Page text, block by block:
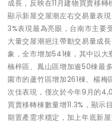
成長，反映在11月建物買賣移
顯示新屋交屋潮左右交易量表
3%表現最為亮眼，台南市主要
大量交屋潮挹注帶動交易量成
象，全市增加541棟，其中以
楠梓區、鳳山區增加逾50棟最
園市的蘆竹區增加261棟、楊
次佳表現，僅次於今年9月的
買賣移轉棟數量增11.3%，顯
期置產需求穩定，加上年底新